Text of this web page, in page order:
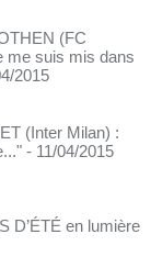
(FC
me suis mis dans
2015
(Inter Milan) :
- 11/04/2015
D’ÉTÉ en lumière